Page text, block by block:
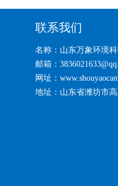
联系我们
名称：山东万象环境
邮箱：
网址：
地址：山东省潍坊市